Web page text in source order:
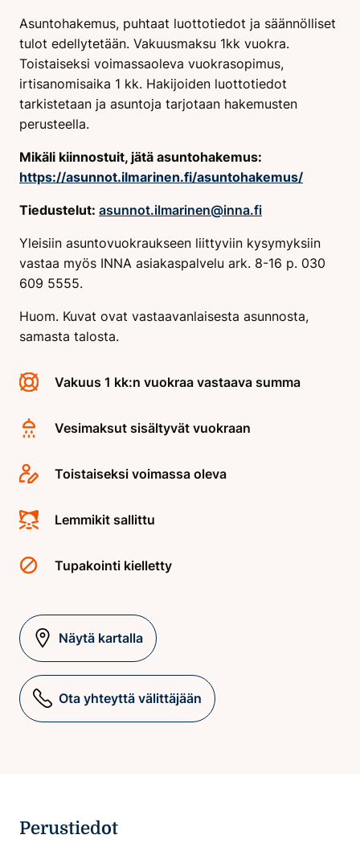
Asuntohakemus, puhtaat luottotiedot ja säännölliset
tulot edellytetään. Vakuusmaksu 1kk vuokra.
Toistaiseksi voimassaoleva vuokrasopimus,
irtisanomisaika 1 kk. Hakijoiden luottotiedot
tarkistetaan ja asuntoja tarjotaan hakemusten
perusteella.
Mikäli kiinnostuit, jätä asuntohakemus:
https://asunnot.ilmarinen.fi/asuntohakemus/
Tiedustelut: asunnot.ilmarinen@inna.fi
Yleisiin asuntovuokraukseen liittyviin kysymyksiin
vastaa myös INNA asiakaspalvelu ark. 8-16 p. 030
609 5555.
Huom. Kuvat ovat vastaavanlaisesta asunnosta,
samasta talosta.
Vakuus 1 kk:n vuokraa vastaava summa
Vesimaksut sisältyvät vuokraan
Toistaiseksi voimassa oleva
Lemmikit sallittu
Tupakointi kielletty
Näytä kartalla
Ota yhteyttä välittäjään
Perustiedot